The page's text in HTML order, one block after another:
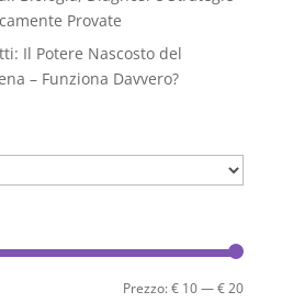
Provate
Il Potere Nascosto del
– Funziona Davvero?
Prezzo
Prezzo
Prezzo:€ 10—€ 20